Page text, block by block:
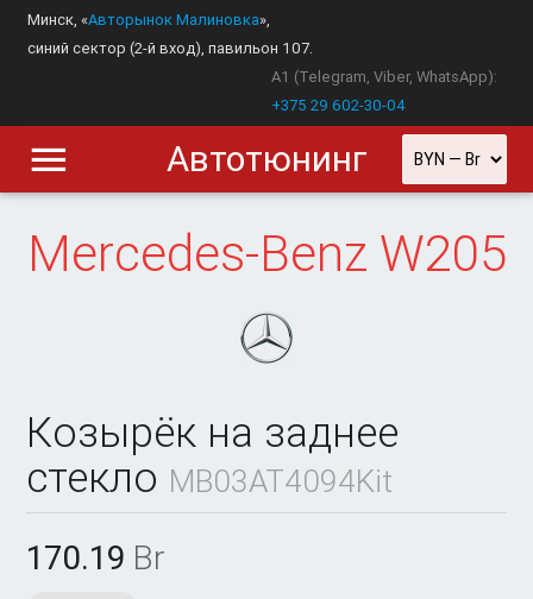
Минск, «Авторынок Малиновка»,
синий сектор (2-й вход), павильон 107.
A1 (Telegram, Viber, WhatsApp):
+375 29 602-30-04
Автотюнинг
Mercedes-Benz W205
Козырёк на заднее
стекло MB03AT4094Kit
170.19 Br